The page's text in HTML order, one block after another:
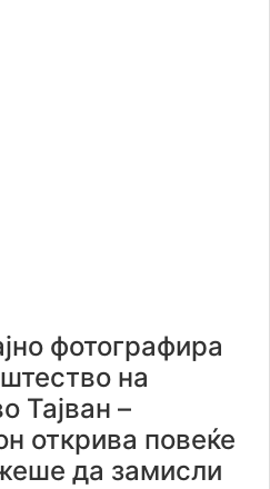
фотографира
на
Тајван –
открива повеќе
да замисли